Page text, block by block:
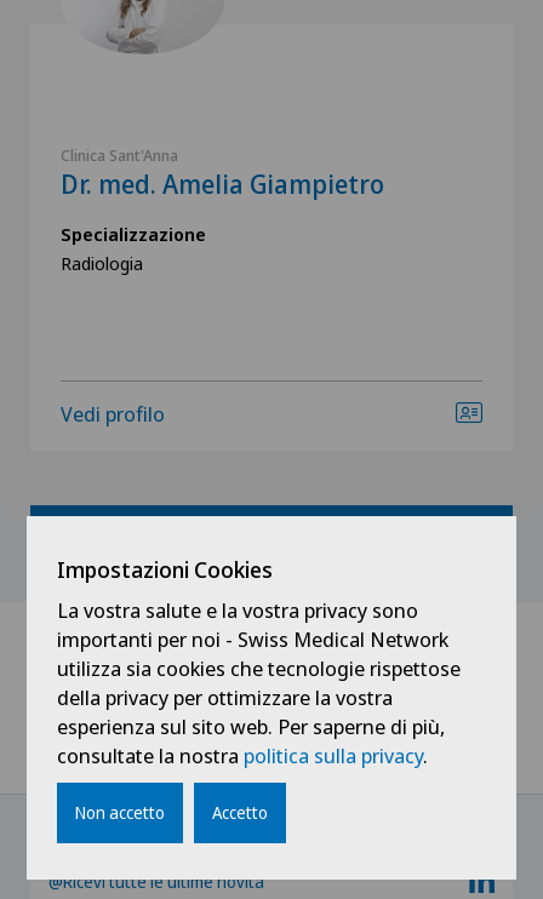
Clinica Sant'Anna
Dr. med. Amelia Giampietro
Specializzazione
Radiologia
Vedi profilo
Home
Notizie / Eventi
Teleticino - Pronto Dottore, Senologia e screening
mammografico
@Ricevi tutte le ultime novità
Impostazioni Cookies
La vostra salute e la vostra privacy sono
importanti per noi - Swiss Medical Network
utilizza sia cookies che tecnologie rispettose
della privacy per ottimizzare la vostra
esperienza sul sito web. Per saperne di più,
consultate la nostra politica sulla privacy.
Non accetto Accetto